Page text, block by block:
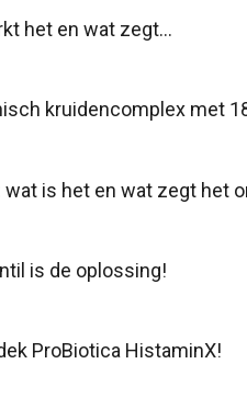
het en wat zegt…
kruidencomplex met
is het en wat zegt het
is de oplossing!
ProBiotica HistaminX!